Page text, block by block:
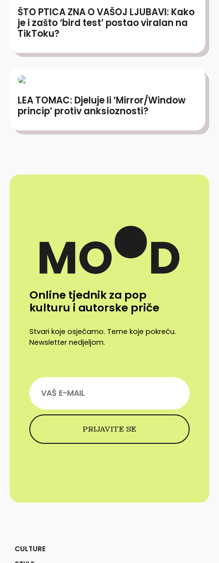
ŠTO PTICA ZNA O VAŠOJ LJUBAVI: Kako
je i zašto ‘bird test’ postao viralan na
TikToku?
LEA TOMAC: Djeluje li ‘Mirror/Window
princip’ protiv anksioznosti?
Online tjednik za pop
kulturu i autorske priče
Stvari koje osjećamo. Teme koje pokreću.
Newsletter nedjeljom.
CULTURE